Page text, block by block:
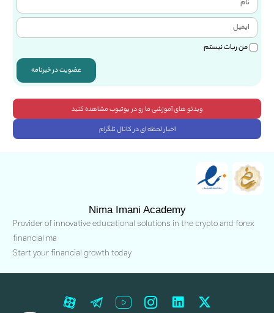
من ربات نیستم
عضویت در خبرنامه
ویدئو های آموزشی ما رو در یوتیوب مشاهده کنید
اخبار لحظه ای در کانال تلگرام
Nima Imani Academy
Provider of innovative educational solutions in the crypto and forex
financial ma
Start your financial growth today